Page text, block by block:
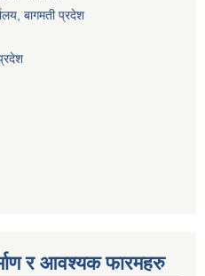
बागमती प्रदेश
र आवश्यक फारमहरु